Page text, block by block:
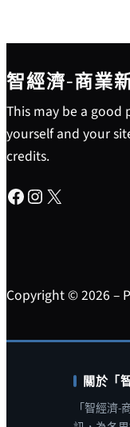
智經濟-商業
This may be a
yourself and your
credits.
Facebook Instagram X
Copyright © 2026 –
關於「
「智經濟